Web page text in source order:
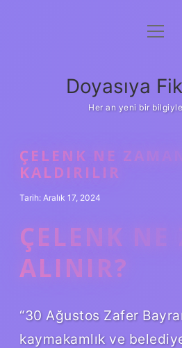
Anasayfa
Yasal Uyarı
menüyü
Doyasıya
Her an yeni bir
ÇELENK NE ZAMAN
KALDIRILIR
Tarih: Aralık 17, 2024
ÇELENK NE
ALINIR?
“30 Ağustos Zafer
kaymakamlık ve